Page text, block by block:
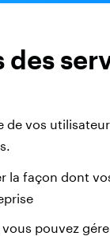
des
de vos
la façon dont
vous pouvez